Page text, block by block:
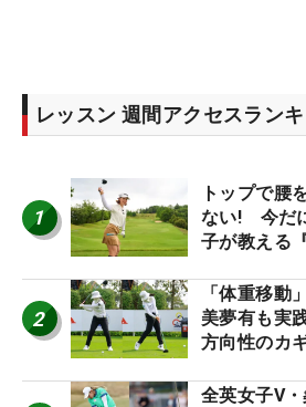
レッスン 週間アクセスラン
1
トップで腰
ない! 今だ
子が教える
2
「体重移動
美夢有も実
方向性のカ
全英女子V